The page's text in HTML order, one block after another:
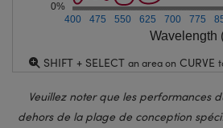
Wavelength
400 475 550 625 700 775
0%
SHIFT + SELECT an area on CURVE
Veuillez noter que les performances
dehors de la plage de conception